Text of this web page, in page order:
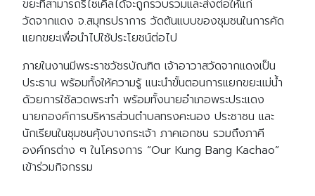
ขยะที่สามารถรีไซเคิลได้จะถูกรวบรวมและส่งต่อให้แก่
วัดจากแดง จ.สมุทรปราการ วัดต้นแบบของชุมชนในการคัด
แยกขยะเพื่อนำไปใช้ประโยชน์ต่อไป
ภายในงานมีพระราชวัชรบัณฑิต เจ้าอาวาสวัดจากแดงเป็น
ประธาน พร้อมทั้งให้ความรู้ แนะนำขั้นตอนการแยกขยะแม่น้ำ
ด้วยการใช้ลวดพระทำ พร้อมทั้งนายอำเภอพระประแดง
นายกองค์การบริหารส่วนตำบลทรงคะนอง ประชาชน และ
นักเรียนในชุมชนคุ้งบางกระเจ้า ภาคเอกชน รวมถึงภาคี
องค์กรต่าง ๆ ในโครงการ “Our Kung Bang Kachao”
เข้าร่วมกิจกรรม